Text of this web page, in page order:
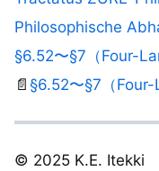
Philosophische
§6.52〜§7（Four-
📄 §6.52〜§7（
© 2025 K.E. Itekki